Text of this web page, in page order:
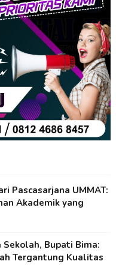
Pascasarjana UMMAT:
Akademik yang
Bupati Bima:
Tergantung Kualitas